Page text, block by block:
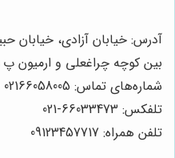
آدرس: خیابان آزادی، خیابان
بین کوچه چراغعلی و ارمیون پ 149، ساختمان عدالت
شماره‌های تماس: 02166058005 - 02166047721 - 02166081205
تلفکس: 66033473-021
تلفن همراه: 09123457717